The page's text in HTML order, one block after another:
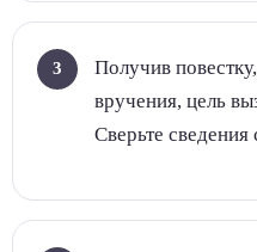
Получив
вручения, цель
Сверьте сведения